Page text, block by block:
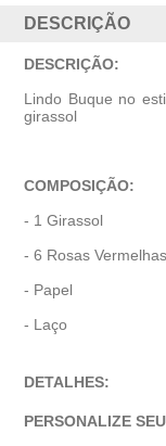
DESCRIÇÃO
DESCRIÇÃO:
Lindo Buque no
girassol
COMPOSIÇÃO:
- 1 Girassol
- 6 Rosas Vermelhas
- Papel
- Laço
DETALHES:
PERSONALIZE